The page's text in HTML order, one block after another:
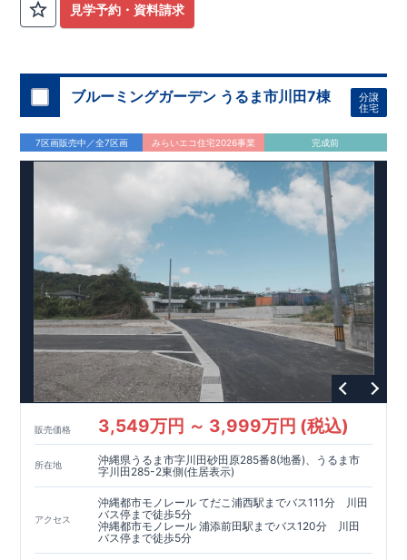
見学予約・資料請求
ブルーミングガーデン うるま市川田7棟
分譲
住宅
7区画販売中／全7区画 みらいエコ住宅2026事業 完成前
販売価格 3,549万円 ～ 3,999万円 (税込)
所在地
沖縄県うるま市字川田砂田原285番8(地番)、うるま市
字川田285-2東側(住居表示)
アクセス
沖縄都市モノレール てだこ浦西駅までバス111分 川田
バス停まで徒歩5分
沖縄都市モノレール 浦添前田駅までバス120分 川田
バス停まで徒歩5分